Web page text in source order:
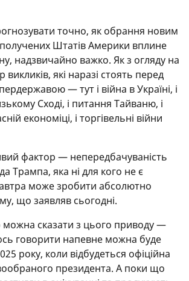
точно, як обрання новим
Штатів Америки вплине
надзвичайно важко. Як з огляду на
які наразі стоять перед
— тут і війна в Україні, і
Сході, і питання Тайваню, і
економіці, і торгівельні війни
фактор — непередбачуваність
Трампа, яка ні для кого не є
може зробити абсолютно
що заявляв сьогодні.
сказати з цього приводу —
говорити напевне можна буде
року, коли відбудеться офіційна
президента. А поки що